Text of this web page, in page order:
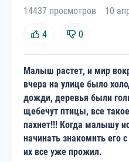
14437 просмотров
10
4 0
Малыш растет, и мир
вчера на улице было
дожди, деревья были
щебечут птицы, все
пахнет!!! Когда малышу
начинать знакомить его
их все уже прожил.